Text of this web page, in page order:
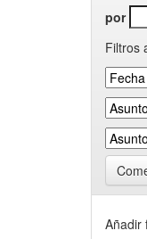
por
Filtros
Añadir